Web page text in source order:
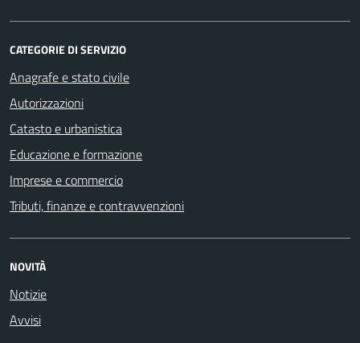
CATEGORIE DI SERVIZIO
Anagrafe e stato civile
Autorizzazioni
Catasto e urbanistica
Educazione e formazione
Imprese e commercio
Tributi, finanze e contravvenzioni
NOVITÀ
Notizie
Avvisi